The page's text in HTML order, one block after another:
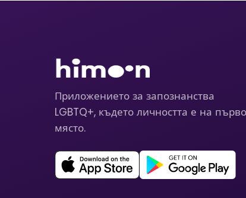
Приложението за запознанства
LGBTQ+, където личността е на първо
място.